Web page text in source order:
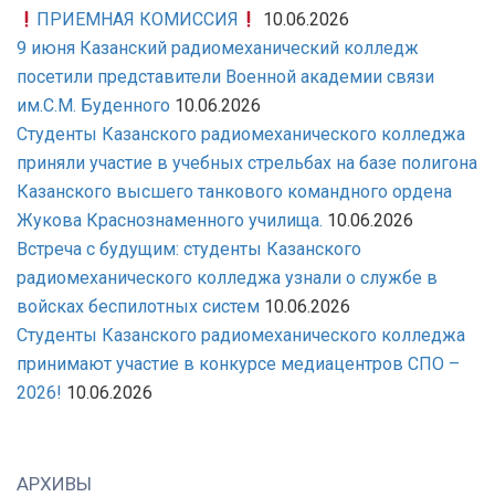
ПРИЕМНАЯ КОМИССИЯ
10.06.2026
9 июня Казанский радиомеханический колледж
посетили представители Военной академии связи
им.С.М. Буденного 10.06.2026
Студенты Казанского радиомеханического колледжа
приняли участие в учебных стрельбах на базе полигона
Казанского высшего танкового командного ордена
Жукова Краснознаменного училища. 10.06.2026
Встреча с будущим: студенты Казанского
радиомеханического колледжа узнали о службе в
войсках беспилотных систем 10.06.2026
Студенты Казанского радиомеханического колледжа
принимают участие в конкурсе медиацентров СПО –
2026! 10.06.2026
АРХИВЫ